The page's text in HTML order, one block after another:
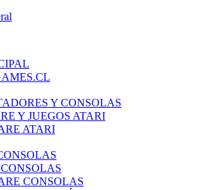
Y CONSOLAS
Y JUEGOS ATARI
ATARI
CONSOLAS